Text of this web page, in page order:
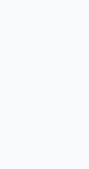
AdCashが管理型
方で、
的な広告主をター
無制限の同時キャ
をテストして成功
プラットフォーム
ーマンス低下なし
iGaming、VPNな
当な予算を持つ広